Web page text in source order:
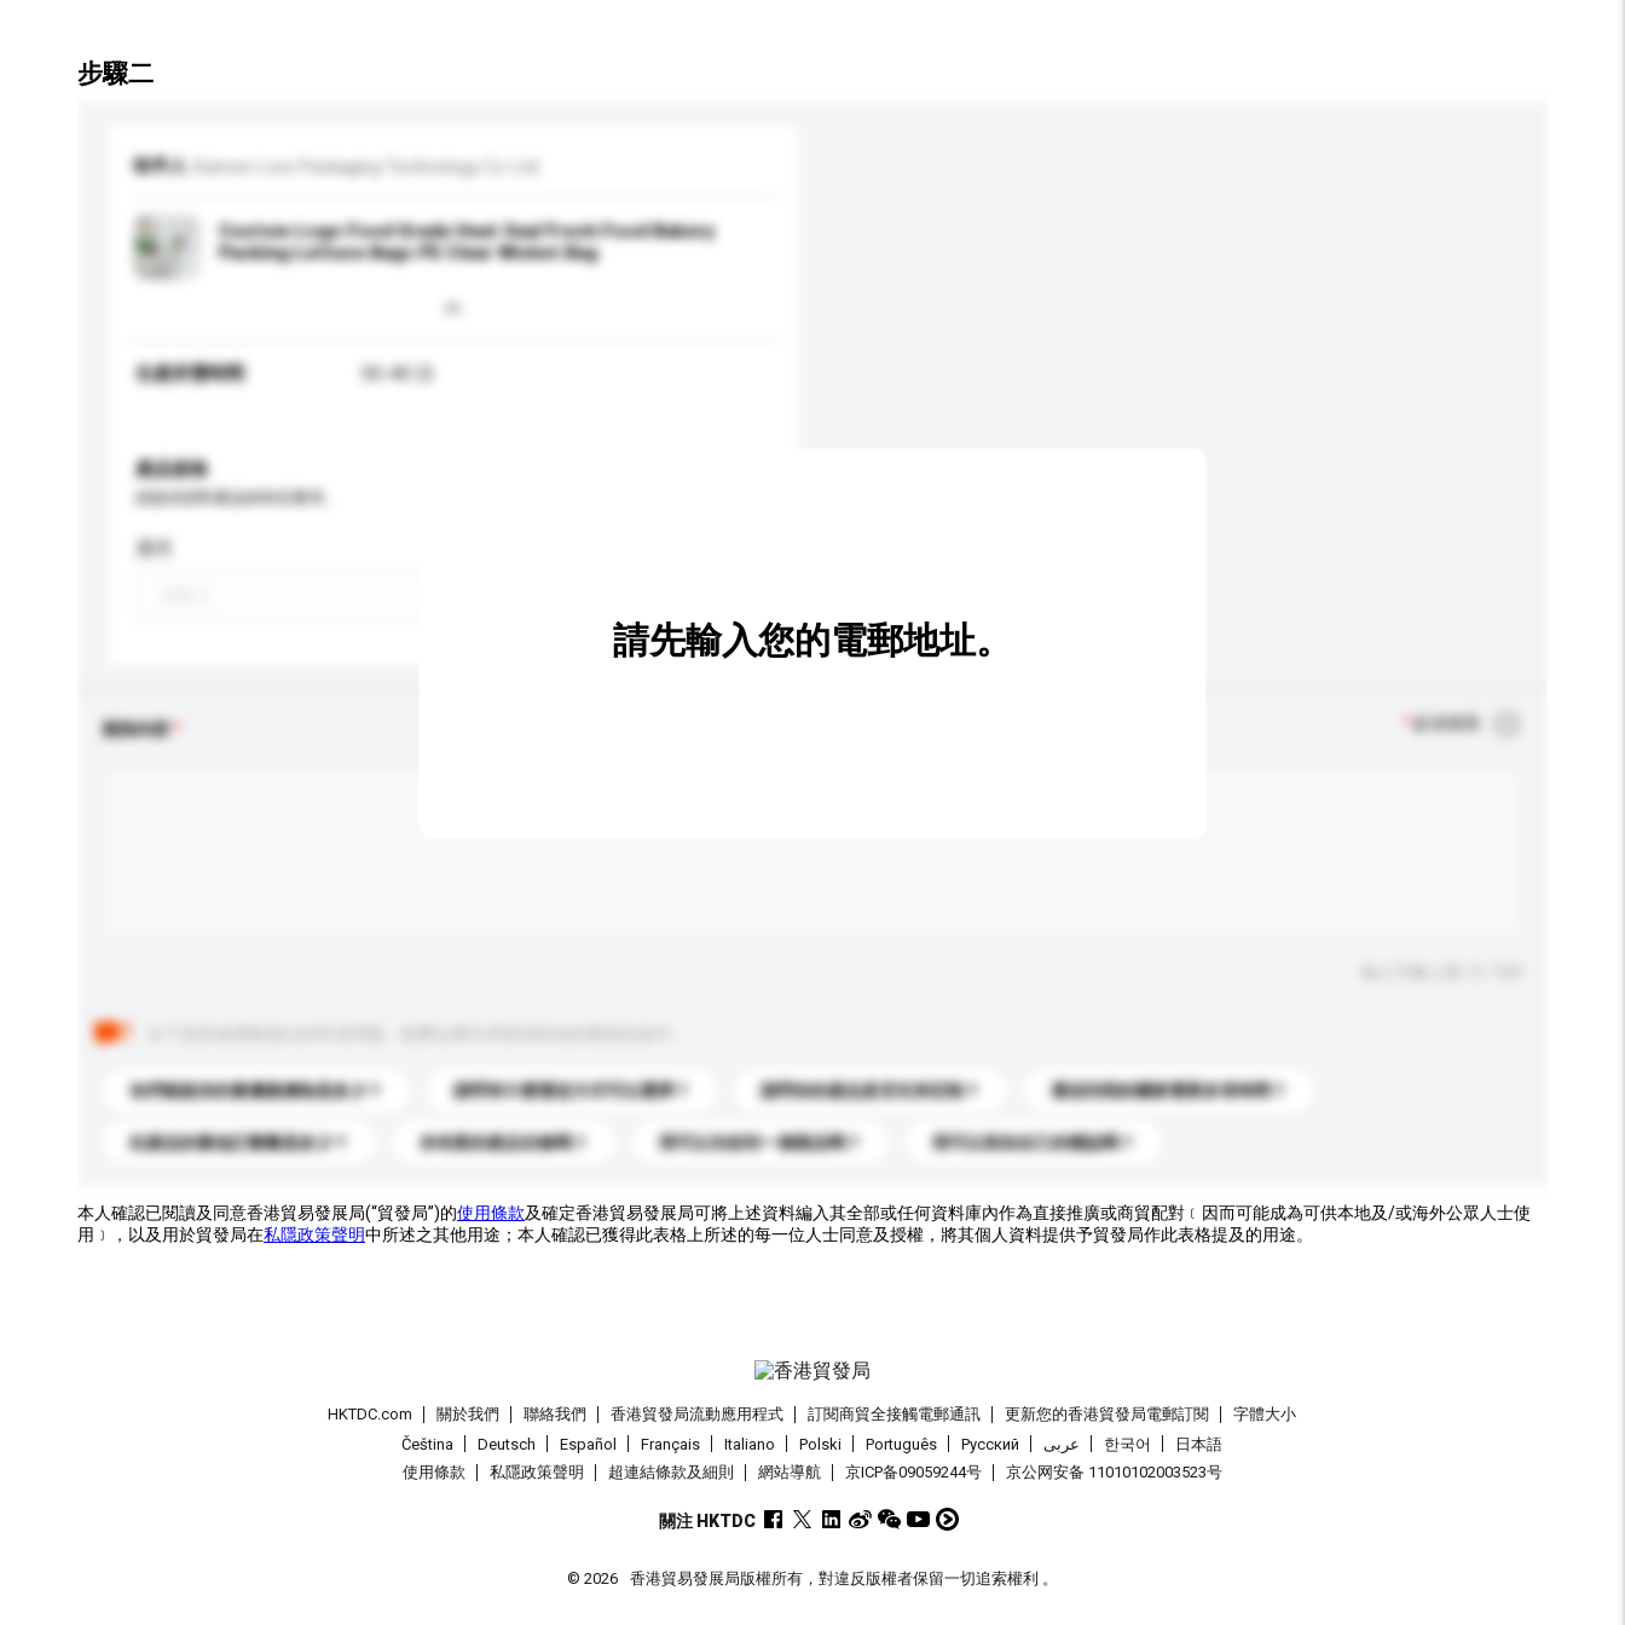
步驟二
收件人 Xiamen Lesi Packaging Technology Co Ltd
Custom Logo Food Grade Heat Seal Fresh Food Bakery
Packing Lettuce Bags PE Clear Wicket Bag
生產所需時間 35-40 日
產品規格
查詢內容
你們能提供的最優惠價格是多少？ 請問有什麼運送方式可以選擇？ 請問你的產品是否支持定制？ 運送到我的國家需要多長時間？
此產品的最低訂購量是多少？ 你有新的產品目錄嗎？ 我可以先收到一個樣品嗎？ 我可以添加自己的標誌嗎？
請先輸入您的電郵地址。
本人確認已閱讀及同意香港貿易發展局(“貿發局”)的使用條款及確定香港貿易發展局可將上述資料編入其全部或任何資料庫內作為直接推廣或商貿配對﹝因而可能成為可供本地及/或海外公眾人士使
用﹞，以及用於貿發局在私隱政策聲明中所述之其他用途；本人確認已獲得此表格上所述的每一位人士同意及授權，將其個人資料提供予貿發局作此表格提及的用途。
HKTDC.com 關於我們 聯絡我們 香港貿發局流動應用程式 訂閱商貿全接觸電郵通訊 更新您的香港貿發局電郵訂閱
字體大小
Čeština
Deutsch Español Français Italiano Polski Português Pусский عربى 한국어
日本語
使用條款
私隱政策聲明 超連結條款及細則 網站導航 京ICP备09059244号 京公网安备 11010102003523号
關注 HKTDC
© 2026 香港貿易發展局版權所有，對違反版權者保留一切追索權利 。